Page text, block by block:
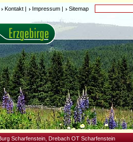
Kontakt | Impressum | Sitemap
Scharfenstein, Drebach OT Scharfenstein